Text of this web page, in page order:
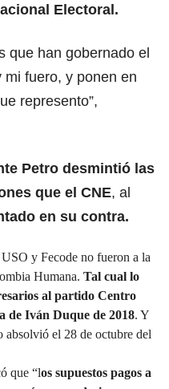
Electoral.
que han gobernado el
fuero, y ponen en
represento”,
Petro desmintió las
que el CNE, al
en su contra.
y Fecode no fueron a la
Humana. Tal cual lo
al partido Centro
de Iván Duque de 2018. Y
absolvió el 28 de octubre del
que “los supuestos pagos a